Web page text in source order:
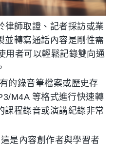
律師取證、記者採訪或業
並轉寫通話內容是剛性需
用者可以輕鬆記錄雙向通
的錄音筆檔案或歷史存
M4A 等格式進行快速轉
課程錄音或演講紀錄非常
這是內容創作者與學習者